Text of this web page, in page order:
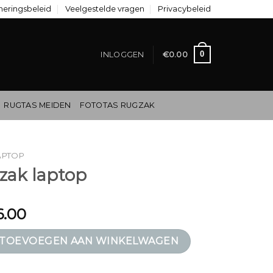
Veelgestelde vragen Privacybeleid
INLOGGEN €0.00 0
RUGTAS MEIDEN FOTOTAS RUGZAK
laptop
aantal
TOEVOEGEN AAN WINKELWAGEN